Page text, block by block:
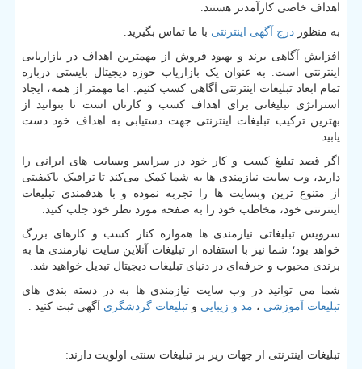
اهداف خاصی کارآمدتر هستند.
به منظور درج آگهی اینترنتی با ما تماس بگیرید.
افزایش آگاهی برند و بهبود فروش از مهمترین اهداف در بازاریابی
اینترنتی است. به عنوان یک بازاریاب حوزه دیجیتال بایستی درباره
تمام ابعاد تبلیغات اینترنتی آگاهی کسب کنیم. اما مهمتر از همه، ایجاد
استراتژی تبلیغاتی برای اهداف کسب و کارتان است تا بتوانید از
بهترین ترکیب تبلیغات اینترنتی جهت دستیابی به اهداف خود دست
یابید.
اگر قصد تبلیغ کسب ‌و کار خود در سراسر وبسایت های ایرانی را
دارید، وب سایت نیازمندی ها به شما کمک می‌کند تا ترافیک باکیفیتی
از متنوع ترین وبسایت ها را تجربه نموده و با هدفمندی تبلیغات
اینترنتی خود، مخاطب خود را به صفحه مورد نظر خود جلب کنید.
سرویس تبلیغاتی نیازمندی ها همواره کنار کسب و کارهای بزرگ
خواهد بود؛ شما نیز با استفاده از تبلیغات آنلاین سایت نیازمندی ها به
برندی محبوب و حرفه‌ای در دنیای تبلیغات دیجیتال تبدیل خواهید شد.
شما می توانید در وب سایت نیازمندی ها به در دسته بندی های
تبلیغات آموزشی ، مد و زیبایی و تبلیغات گردشگری آگهی ثبت کنید .
تبلیغات اینترنتی از جهات زیر بر تبلیغات سنتی اولویت دارند: